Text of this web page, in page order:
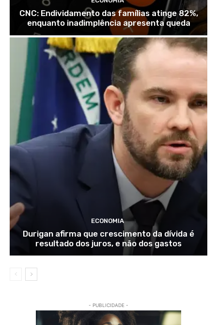
CNC: Endividamento das famílias atinge 82%,
enquanto inadimplência apresenta queda
ECONOMIA
Durigan afirma que crescimento da dívida é
resultado dos juros, e não dos gastos
- PUBLICIDADE -